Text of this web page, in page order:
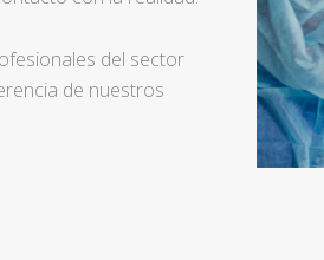
del sector
de nuestros